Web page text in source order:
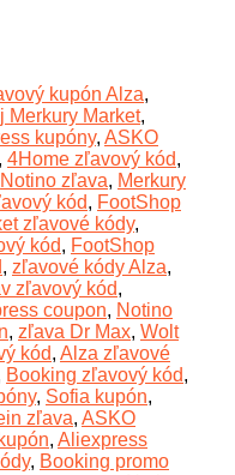
kupón Alza,
Merkury Market,
kupóny, ASKO
, 4Home zľavový kód,
Notino zľava, Merkury
kód, FootShop
zľavové kódy,
kód, FootShop
, zľavové kódy Alza,
zľavový kód,
coupon, Notino
, zľava Dr Max, Wolt
kód, Alza zľavové
Booking zľavový kód,
, Sofia kupón,
zľava, ASKO
, Aliexpress
, Booking promo